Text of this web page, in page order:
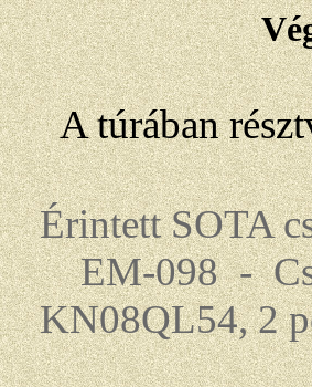
A túrában
Érintett SOTA
EM-098 -
KN08QL54, 2